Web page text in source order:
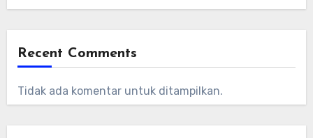
Recent Comments
Tidak ada komentar untuk ditampilkan.